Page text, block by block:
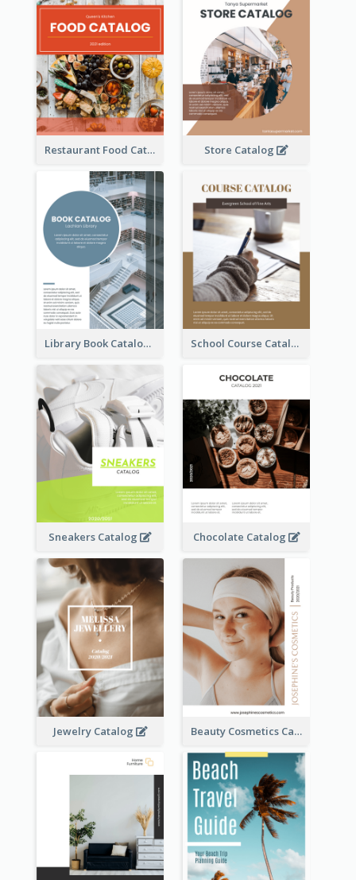
Restaurant Food Catalog Store Catalog
Library Book Catalog School Course Catalog
Sneakers Catalog Chocolate Catalog
Jewelry Catalog Beauty Cosmetics Catalog